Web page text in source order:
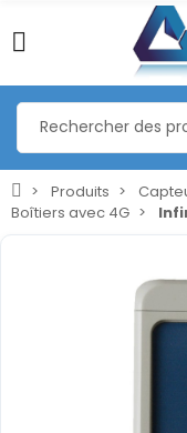
Produits
Boîtiers avec 4G